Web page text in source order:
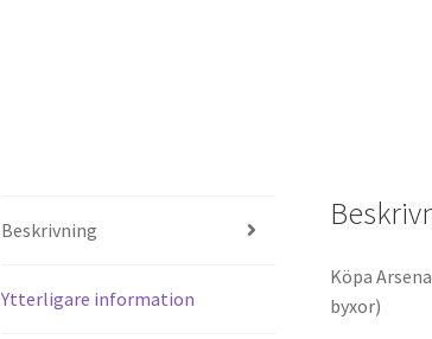
Beskrivning
Ytterligare information
Köpa
byxor)